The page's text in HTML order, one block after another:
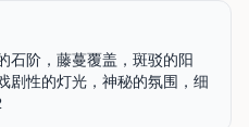
石阶，藤蔓覆盖，斑驳的阳
剧性的灯光，神秘的氛围，细